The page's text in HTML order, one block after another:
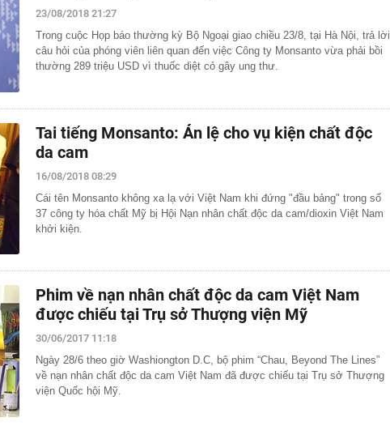
23/08/2018 21:27
Trong cuộc Họp báo thường kỳ Bộ Ngoại giao chiều 23/8, tại Hà Nội, trả lời
câu hỏi của phóng viên liên quan đến việc Công ty Monsanto vừa phải bồi
thường 289 triệu USD vì thuốc diệt cỏ gây ung thư.
Tai tiếng Monsanto: Án lệ cho vụ kiện chất độc
da cam
16/08/2018 08:29
Cái tên Monsanto không xa lạ với Việt Nam khi đứng "đầu bảng" trong số
37 công ty hóa chất Mỹ bị Hội Nạn nhân chất độc da cam/dioxin Việt Nam
khởi kiện.
Phim về nạn nhân chất độc da cam Việt Nam
được chiếu tại Trụ sở Thượng viện Mỹ
30/06/2017 11:18
Ngày 28/6 theo giờ Washiongton D.C, bộ phim “Chau, Beyond The Lines”
về nạn nhân chất độc da cam Việt Nam đã được chiếu tại Trụ sở Thượng
viện Quốc hội Mỹ.